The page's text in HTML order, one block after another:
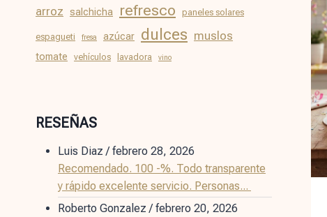
arroz salchicha refresco paneles solares
espagueti fresa azúcar dulces muslos
tomate vehículos lavadora vino
RESEÑAS
Luis Diaz /febrero 28, 2026
Recomendado. 100 -%. Todo transparente
y rápido excelente servicio. Personas...
Roberto Gonzalez /febrero 20, 2026